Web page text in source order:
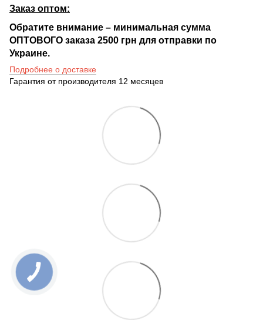
Заказ оптом:
Обратите внимание – минимальная сумма
ОПТОВОГО заказа 2500 грн для отправки по
Украине.
Подробнее о доставке
Гарантия от производителя 12 месяцев